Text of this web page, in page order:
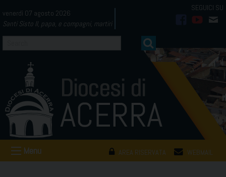
to
content
venerdì 07 agosto 2026
Santi Sisto II, papa, e compagni, martiri
AREA RISERVATA WEBMAIL
Menu